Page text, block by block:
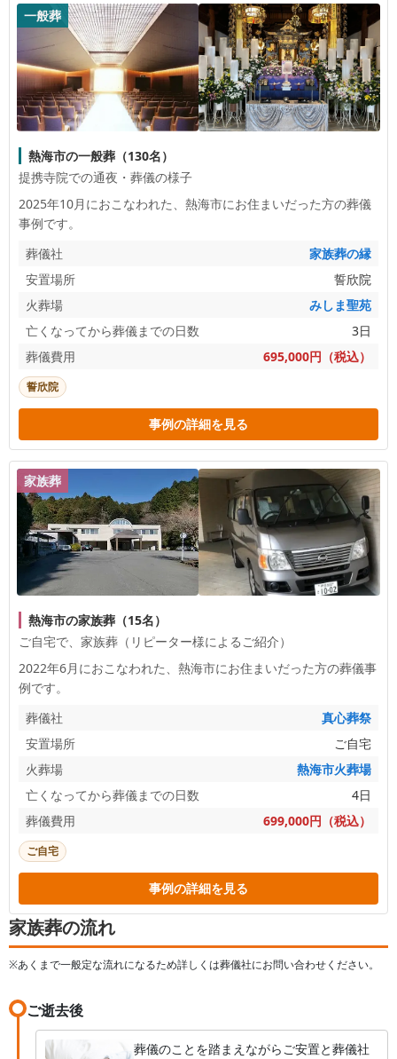
あり、本当に故人が幸せで微笑んでいるような顔を
していました。 歳のいった父にも、常に椅子を準備
してくれたり、その配慮の仕方に、最後まで安心す
る事ができました。とても素敵で温かみのあるセレ
モニアホールでした。 家族皆「本当に良かった、有
難たかった。」と心より感謝しています。担当の方
だったと思います。 忘れられない素敵な家族葬をあ
りがとうございました。
一般葬
熱海市の一般葬（130名）
提携寺院での通夜・葬儀の様子
2025年10月におこなわれた、 熱海市にお住まいだった方の葬儀
事例です。
葬儀社
家族葬の縁
安置場所
誓欣院
火葬場
みしま聖苑
亡くなってから葬儀までの日数
3日
葬儀費用
695,000円（税込）
誓欣院
事例の詳細を見る
家族葬
熱海市の家族葬（15名）
ご自宅で、家族葬（リピーター様によるご紹介）
2022年6月におこなわれた、 熱海市にお住まいだった方の葬儀事
例です。
葬儀社
真心葬祭
安置場所
ご自宅
火葬場
熱海市火葬場
亡くなってから葬儀までの日数
4日
葬儀費用
699,000円（税込）
ご自宅
事例の詳細を見る
家族葬の流れ
※あくまで一般定な流れになるため詳しくは葬儀社にお問い合わせください。
ご逝去後
葬儀のことを踏まえながらご安置と葬儀社